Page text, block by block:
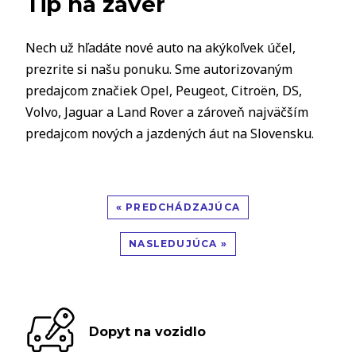
Nech už hľadáte nové auto na akýkoľvek účel,
prezrite si našu ponuku. Sme autorizovaným
predajcom značiek Opel, Peugeot, Citroën, DS,
Volvo, Jaguar a Land Rover a zároveň najväčším
predajcom nových a jazdených áut na Slovensku.
« PREDCHÁDZAJÚCA
NASLEDUJÚCA »
Dopyt na vozidlo